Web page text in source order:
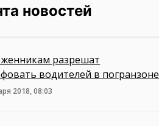
новостей
разрешат
водителей в погранзоне
2018, 08:03